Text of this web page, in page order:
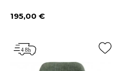
Prix
195,00 €